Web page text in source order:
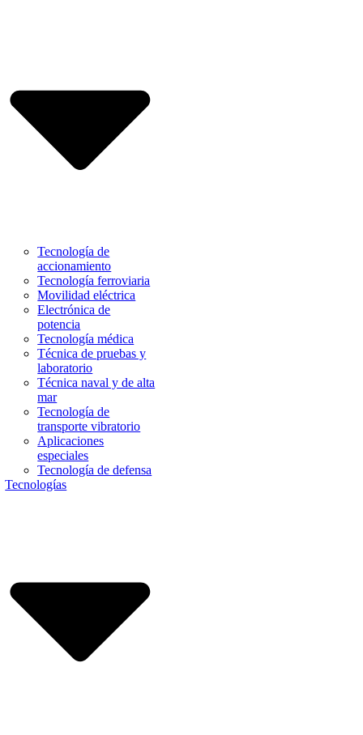
Tecnología de
accionamiento
Tecnología ferroviaria
Movilidad eléctrica
Electrónica de
potencia
Tecnología médica
Técnica de pruebas y
laboratorio
Técnica naval y de alta
mar
Tecnología de
transporte vibratorio
Aplicaciones
especiales
Tecnología de defensa
Tecnologías